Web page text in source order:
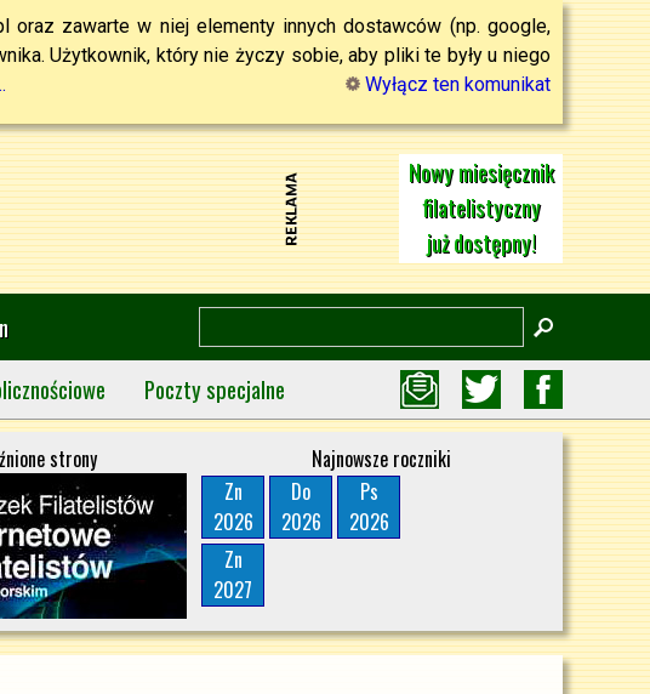
zawarte w niej elementy innych dostawców (np. google,
Użytkownik, który nie życzy sobie, aby pliki te były u niego
Wyłącz ten komunikat
Nowy miesięcznik
filatelistyczny
już dostępny!
Poczty specjalne
strony
Najnowsze roczniki
Zn
2026
Do
2026
Ps
2026
Zn
2027